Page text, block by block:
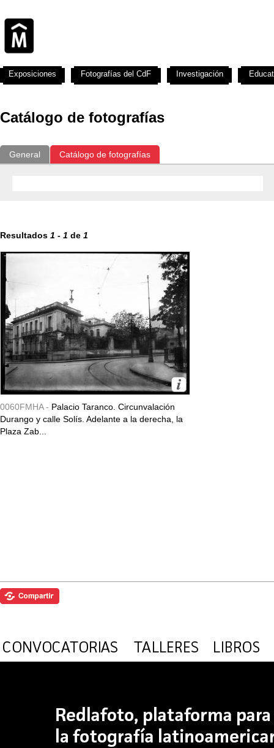
Catálogo de fotografías
General Catálogo de fotografías
Resultados 1 - 1 de 1
0060FMHA - Palacio Taranco. Circunvalación
Durango y calle Solís. Adelante a la derecha, la
Plaza Zab...
Exposiciones Fotografías del CdF Investigación